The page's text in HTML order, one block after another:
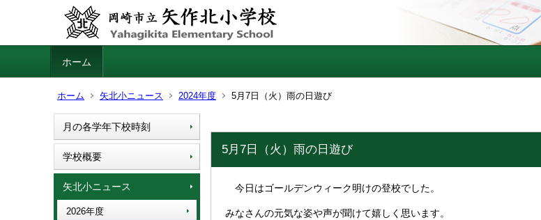
ホーム
ホーム 矢北小ニュース 2024年度 5月7日（火）雨の日遊び
月の各学年下校時刻
学校概要
矢北小ニュース
2026年度
5月7日（火）雨の日遊び
今日はゴールデンウィーク明けの登校でした。
みなさんの元気な姿や声が聞けて嬉しく思います。